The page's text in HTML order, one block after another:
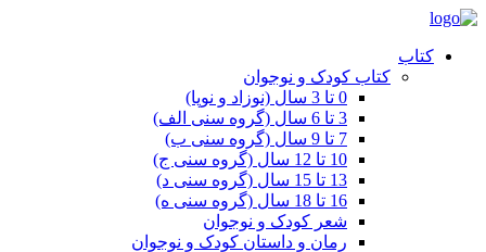
کتاب
کتاب کودک و نوجوان
0 تا 3 سال (نوزاد و نوپا)
3 تا 6 سال (گروه سنی الف)
7 تا 9 سال (گروه سنی ب)
10 تا 12 سال (گروه سنی ج)
13 تا 15 سال (گروه سنی د)
16 تا 18 سال (گروه سنی ه)
شعر کودک و نوجوان
رمان و داستان کودک و نوجوان